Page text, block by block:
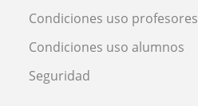
Condiciones uso profesores
Condiciones uso alumnos
Seguridad